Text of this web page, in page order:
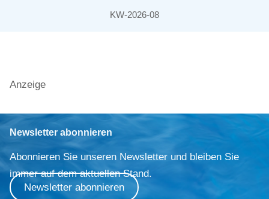
KW-2026-08
Anzeige
Newsletter abonnieren
Abonnieren Sie unseren Newsletter und bleiben Sie
immer auf dem aktuellen Stand.
Newsletter abonnieren